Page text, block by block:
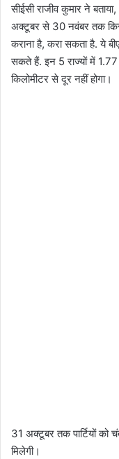
सीईसी राजीव कुमार ने
अक्टूबर से 30 नवंबर तक
कराना है, करा सकता है. ये
सकते हैं. इन 5 राज्यों में 1.77
किलोमीटर से दूर नहीं होगा।
31 अक्टूबर तक पार्टियों को
मिलेगी।